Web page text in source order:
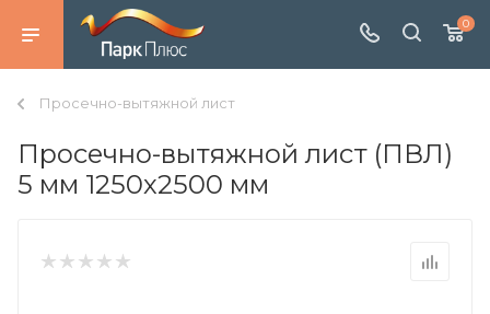
0
Просечно-вытяжной лист
Просечно-вытяжной лист (ПВЛ)
5 мм 1250х2500 мм